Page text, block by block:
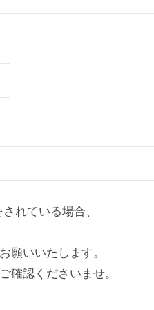
れている場合、
願いいたします。
確認くださいませ。